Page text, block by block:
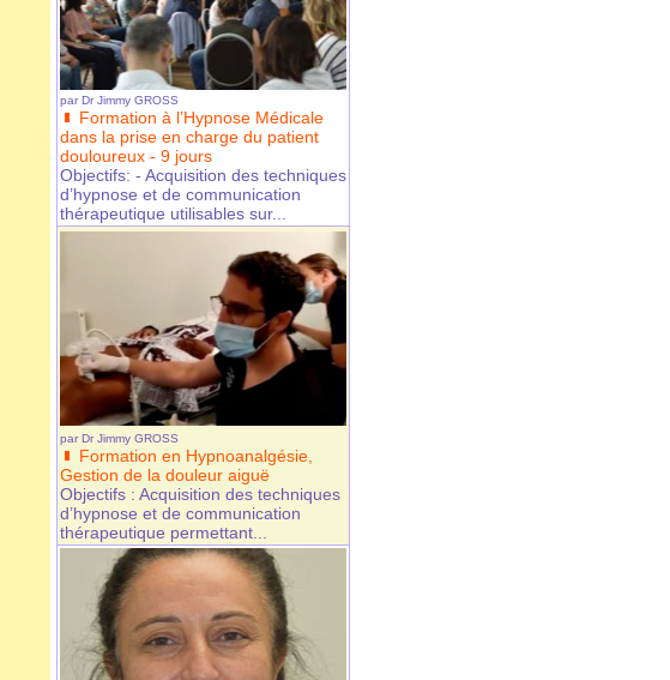
par Dr Jimmy GROSS
Formation à l’Hypnose Médicale
dans la prise en charge du patient
douloureux - 9 jours
Objectifs: - Acquisition des techniques
d’hypnose et de communication
thérapeutique utilisables sur...
par Dr Jimmy GROSS
Formation en Hypnoanalgésie,
Gestion de la douleur aiguë
Objectifs : Acquisition des techniques
d’hypnose et de communication
thérapeutique permettant...